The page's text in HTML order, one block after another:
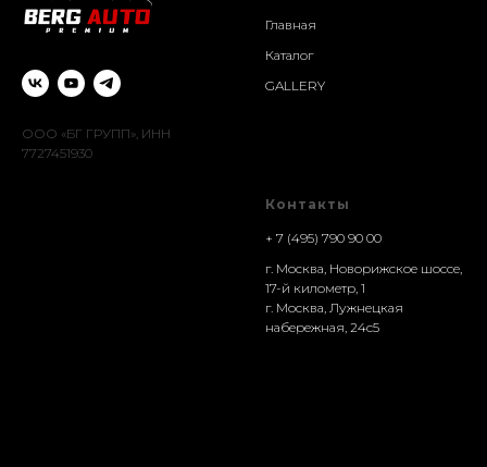
ООО «БГ ГРУПП», ИНН
7727451930
Главная
Каталог
GALLERY
Контакты
+ 7 (495) 790 90 00
г. Москва, Новорижское шоссе,
17-й километр, 1
г. Москва, Лужнецкая
набережная, 24с5